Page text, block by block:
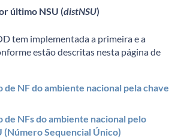
último NSU (distNSU)
tem implementada a primeira e a
estão descritas nesta página de
de NF do ambiente nacional pela chave
de NFs do ambiente nacional pelo
(Número Sequencial Único)